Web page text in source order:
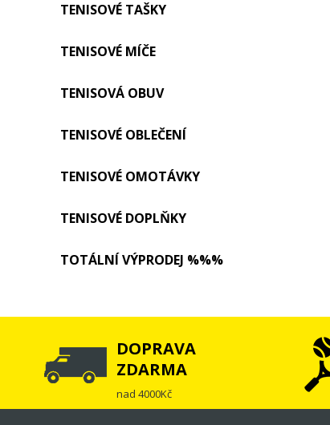
TENISOVÉ TAŠKY
TENISOVÉ MÍČE
TENISOVÁ OBUV
TENISOVÉ OBLEČENÍ
TENISOVÉ OMOTÁVKY
TENISOVÉ DOPLŇKY
TOTÁLNÍ VÝPRODEJ %%%
DOPRAVA
ZDARMA
nad 4000Kč